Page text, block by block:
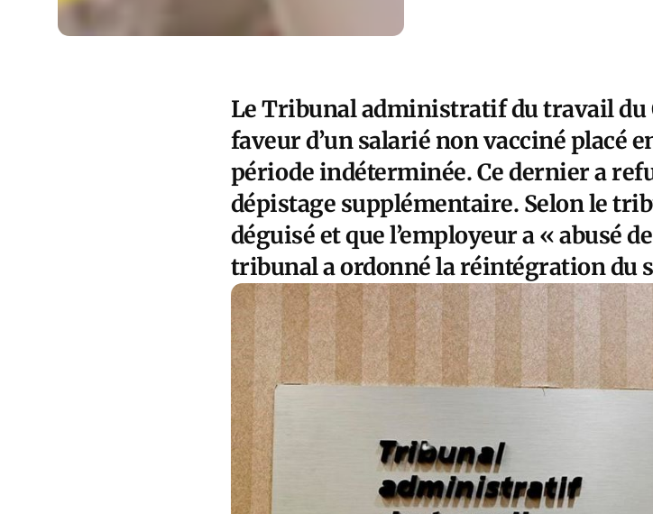
LeTribunal administratif du travail du
faveur d’un salarié non vacciné placé
période indéterminée. Ce dernier a
dépistage supplémentaire. Selon le
déguisé et que l’employeur a « abusé
tribunal a ordonné la réintégration du